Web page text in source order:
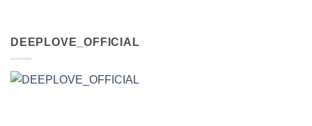
DEEPLOVE_OFFICIAL